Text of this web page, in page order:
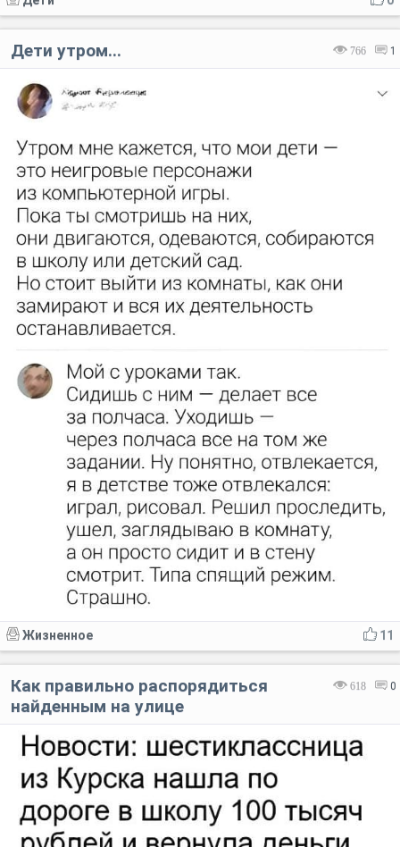
766 1
Дети утром...
11
Жизненное
618 0
Как правильно распорядиться
найденным на улице